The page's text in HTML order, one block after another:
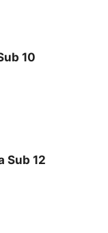
10
Sub 12